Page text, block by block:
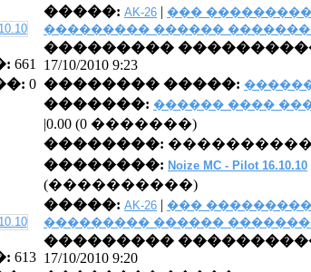
661
0
�����: AK-26 | ���
��������� ������
���������
17/10/2010 9:23
�������� �����:
�������: ������ ����
|0.00 (0 �������)
��������:
613
��������: Noize MC - Pilot 16.10.10
(����������)
�����: AK-26 | ���
��������� ������
���������
17/10/2010 9:20